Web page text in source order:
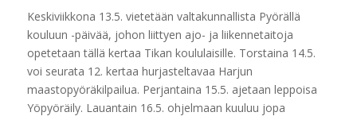
Keskiviikkona 13.5. vietetään valtakunnallista Pyörällä
kouluun -päivää, johon liittyen ajo-­ ja liikennetaitoja
opetetaan tällä kertaa Tikan koululaisille. Torstaina 14.5.
voi seurata 12. kertaa hurjasteltavaa Harjun
maastopyöräkilpailua. Perjantaina 15.5. ajetaan leppoisa
Yöpyöräily. Lauantain 16.5. ohjelmaan kuuluu jopa